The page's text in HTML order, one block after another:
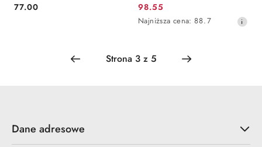
ssania
Cena:
77.00
Cena
promocyjna:
98.55
Najniższa
dni
Najniższa cena: 88.7
Dane adresowe